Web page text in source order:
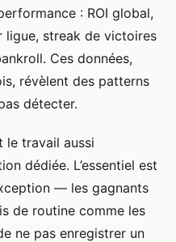
: ROI global,
ligue, streak de victoires
Ces données,
révèlent des patterns
détecter.
le travail aussi
dédiée. L’essentiel est
— les gagnants
de routine comme les
ne pas enregistrer un